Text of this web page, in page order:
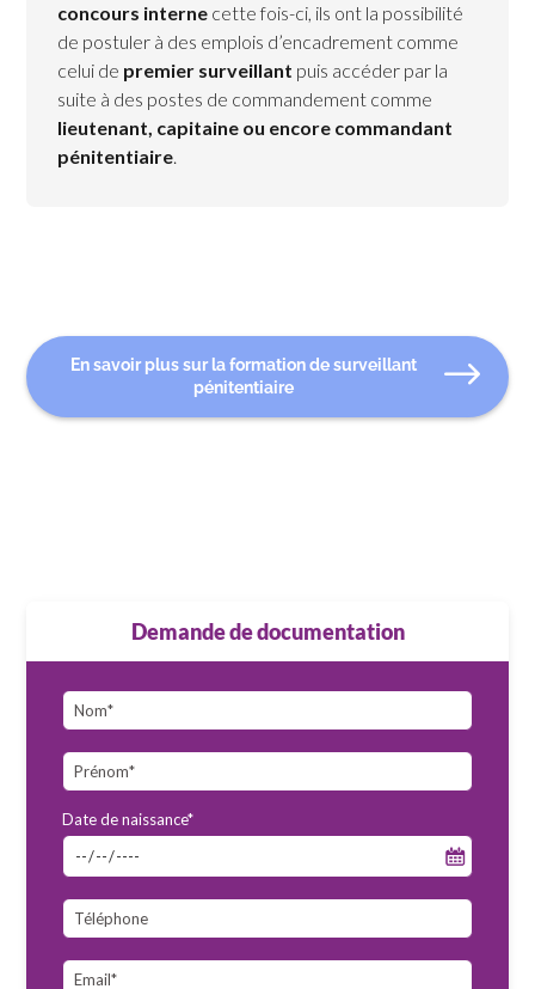
concours interne cette fois-ci, ils ont la possibilité
de postuler à des emplois d’encadrement comme
celui de premier surveillant puis accéder par la
suite à des postes de commandement comme
lieutenant, capitaine ou encore commandant
pénitentiaire.
En savoir plus sur la formation de surveillant
pénitentiaire
Demande de documentation
Date de naissance*